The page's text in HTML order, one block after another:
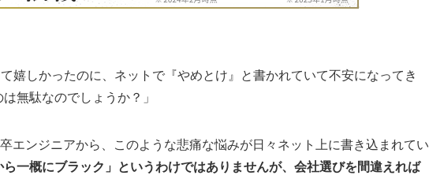
嬉しかったのに、ネットで『やめとけ』と書かれていて不安になってき
無駄なのでしょうか？」
エンジニアから、このような悲痛な悩みが日々ネット上に書き込まれてい
ら一概にブラック」というわけではありませんが、会社選びを間違えれば